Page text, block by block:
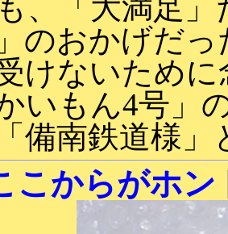
、「大満足」
のおかげだ
けないために
いもん4号」
備南鉄道様
こからがホン